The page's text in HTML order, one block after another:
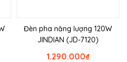
Đèn pha năng lượng 120W
JINDIAN (JD-7120)
₫
1.290.000